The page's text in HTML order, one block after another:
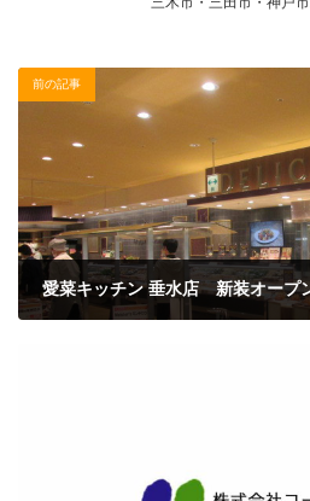
前の記事
愛菜キッチン 垂水店 新装オープ